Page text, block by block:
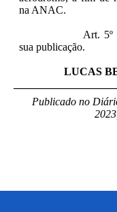
na ANAC.
Art. 5º
sua publicação.
LUCAS
Publicado no